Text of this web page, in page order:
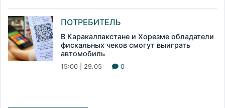
ПОТРЕБИТЕЛЬ
В Каракалпакстане и Хорезме обладатели
фискальных чеков смогут выиграть
автомобиль
15:00 | 29.05 0